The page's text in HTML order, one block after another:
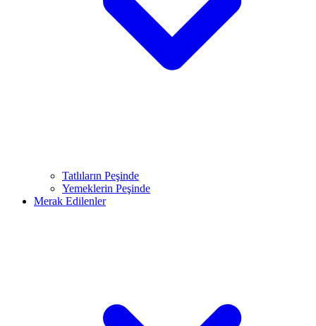
Tatlıların Peşinde
Yemeklerin Peşinde
Merak Edilenler